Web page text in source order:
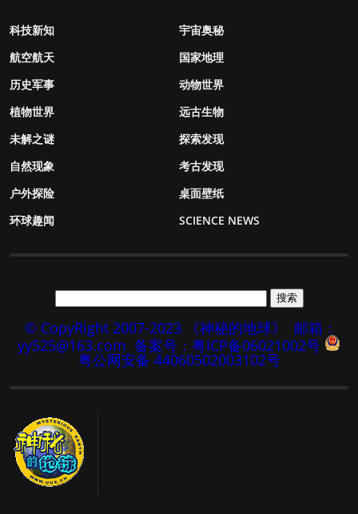
科技新知
宇宙奥秘
航空航天
国家地理
历史军事
动物世界
植物世界
远古生物
未解之谜
探索发现
自然现象
考古发现
户外探险
桌面壁纸
环球趣闻
SCIENCE NEWS
© CopyRight 2007-2023 《神秘的地球》
邮箱：
yy525@163.com 备案号：粤ICP备06021002号
粤公网安备 44060502003102号